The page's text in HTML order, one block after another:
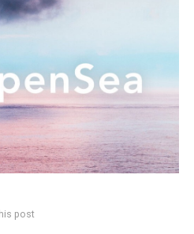
post